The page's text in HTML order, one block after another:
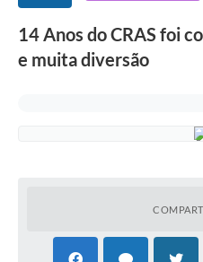
Expocal, Festa do Cavalo e o
Contratos
14 Anos do CRAS foi
e muita diversão